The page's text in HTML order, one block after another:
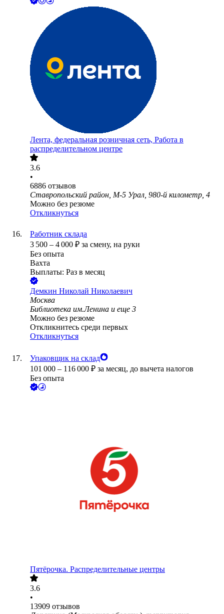
Лента, федеральная розничная сеть, Работа в
распределительном центре
3.6
•
6886 отзывов
Ставропольский район, М-5 Урал, 980-й километр, 4
Можно без резюме
Откликнуться
Работник склада
3 500 – 4 000 ₽ за смену, на руки
Без опыта
Вахта
Выплаты: Раз в месяц
Демкин Николай Николаевич
Москва
Библиотека им.Ленина и еще 3
Можно без резюме
Откликнитесь среди первых
Откликнуться
Упаковщик на склад
101 000 – 116 000 ₽ за месяц, до вычета налогов
Без опыта
Пятёрочка. Распределительные центры
3.6
•
13909 отзывов